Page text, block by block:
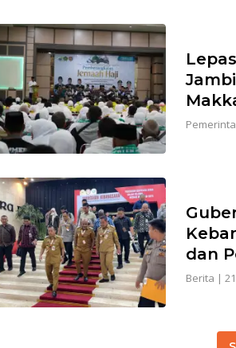
dan
Berita |